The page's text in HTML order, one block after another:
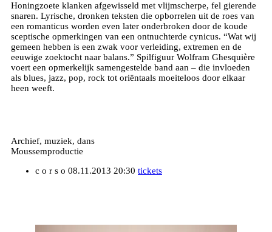
Honingzoete klanken afgewisseld met vlijmscherpe, fel gierende
snaren. Lyrische, dronken teksten die opborrelen uit de roes van
een romanticus worden even later onderbroken door de koude
sceptische opmerkingen van een ontnuchterde cynicus. “Wat wij
gemeen hebben is een zwak voor verleiding, extremen en de
eeuwige zoektocht naar balans.” Spilfiguur Wolfram Ghesquière
voert een opmerkelijk samengestelde band aan – die invloeden
als blues, jazz, pop, rock tot oriëntaals moeiteloos door elkaar
heen weeft.
Archief, muziek, dans
Moussemproductie
c o r s o 08.11.2013 20:30 tickets